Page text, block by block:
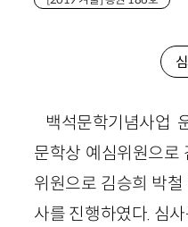
백석문학기념사업
문학상 예심위원으로
위원으로 김승희 박
사를 진행하였다. 심